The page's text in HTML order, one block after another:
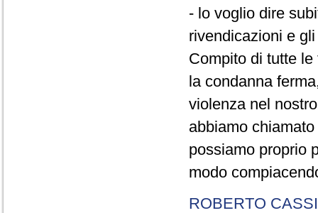
- lo voglio dire
rivendicazioni e
Compito di tutte
la condanna
violenza nel
abbiamo
possiamo proprio
modo
ROBERTO